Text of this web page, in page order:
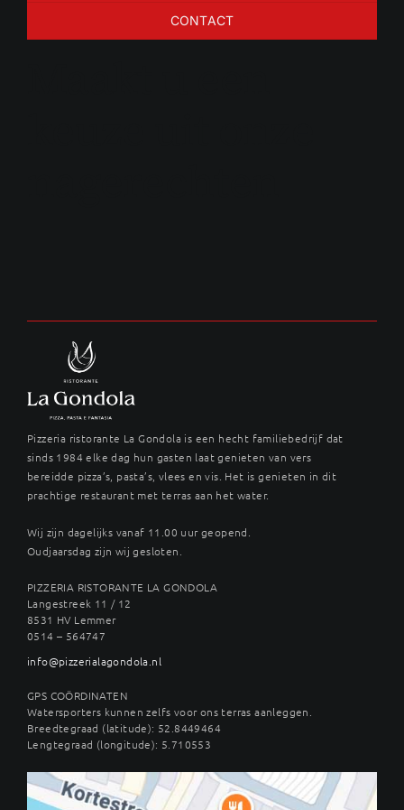
CONTACT
Pizzeria ristorante La Gondola is een hecht familiebedrijf dat
sinds 1984 elke dag hun gasten laat genieten van vers
bereidde pizza’s, pasta’s, vlees en vis. Het is genieten in dit
prachtige restaurant met terras aan het water.
Wij zijn dagelijks vanaf 11.00 uur geopend.
Oudjaarsdag zijn wij gesloten.
PIZZERIA RISTORANTE LA GONDOLA
Langestreek 11 / 12
8531 HV Lemmer
0514 – 564747
info@pizzerialagondola.nl
GPS COÖRDINATEN
Watersporters kunnen zelfs voor ons terras aanleggen.
Breedtegraad (latitude): 52.8449464
Lengtegraad (longitude): 5.710553